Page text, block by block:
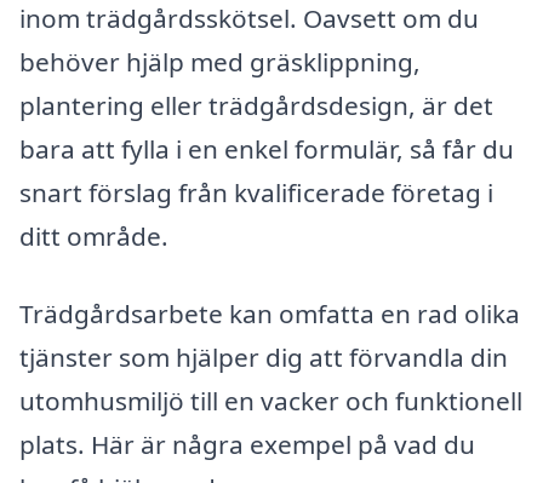
inom trädgårdsskötsel. Oavsett om du
behöver hjälp med gräsklippning,
plantering eller trädgårdsdesign, är det
bara att fylla i en enkel formulär, så får du
snart förslag från kvalificerade företag i
ditt område.
Trädgårdsarbete kan omfatta en rad olika
tjänster som hjälper dig att förvandla din
utomhusmiljö till en vacker och funktionell
plats. Här är några exempel på vad du